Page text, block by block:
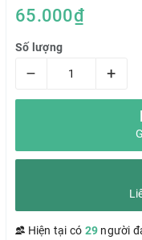
65.000₫
Số lượng
– +
Hiện tại có 29 người